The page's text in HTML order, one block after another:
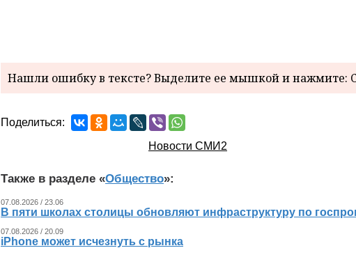
Нашли ошибку в тексте? Выделите ее мышкой и нажмите:
Поделиться:
Новости СМИ2
Также в разделе «Общество»:
07.08.2026 / 23.06
В пяти школах столицы обновляют инфраструктуру по
07.08.2026 / 20.09
iPhone может исчезнуть с рынка